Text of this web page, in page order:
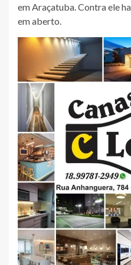
em Araçatuba. Contra ele
em aberto.